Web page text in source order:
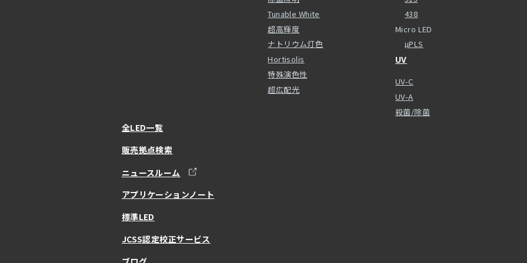
Tunable White
超高輝度
ナトリウム灯色
Hortisolis
特殊演色性
超広配光
438
Micro LED
µPLS
UV
UV-C
UV-A
殺菌/除菌
全LED一覧
販売拠点検索
ニュースルーム
アプリケーションノート
標準LED
JCSS認定校正サービス